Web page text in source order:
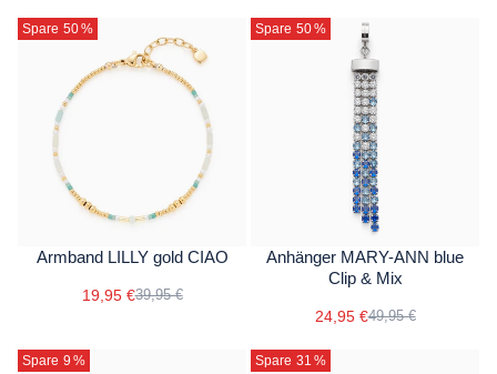
Spare 50%
Armband LILLY gold CIAO
19,95 €39,95 €
Spare 50%
Anhänger MARY-ANN blue
Clip & Mix
24,95 €49,95 €
Spare 9 % Spare 31 %